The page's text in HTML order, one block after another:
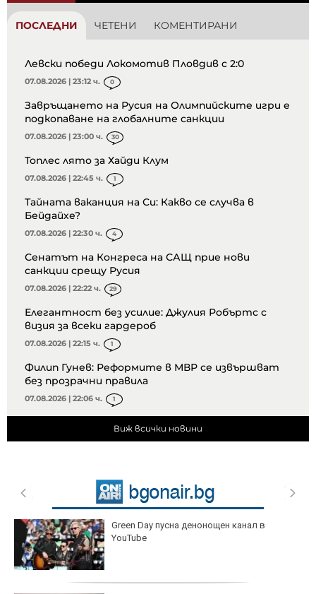
ПОСЛЕДНИ ЧЕТЕНИ КОМЕНТИРАНИ
Левски победи Локомотив Пловдив с 2:0
07.08.2026 | 23:12 ч. 0
Завръщането на Русия на Олимпийските игри е
подкопаване на глобалните санкции
07.08.2026 | 23:00 ч. 30
Топлес лято за Хайди Клум
07.08.2026 | 22:45 ч. 1
Тайната ваканция на Си: Какво се случва в
Бейдайхе?
07.08.2026 | 22:30 ч. 4
Сенатът на Конгреса на САЩ прие нови
санкции срещу Русия
07.08.2026 | 22:22 ч. 29
Елегантност без усилие: Джулия Робъртс с
визия за всеки гардероб
07.08.2026 | 22:15 ч. 1
Филип Гунев: Реформите в МВР се извършват
без прозрачни правила
07.08.2026 | 22:06 ч. 1
Виж всички новини
Green Day пусна денонощен канал в
YouTube